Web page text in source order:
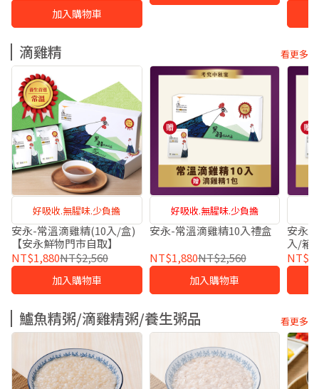
加入購物車
滴雞精 看更多
好吸收.無腥味.少負擔
安永-常溫滴雞精(10入/盒)
【安永鮮物門市自取】
NT$1,880NT$2,560
加入購物車
好吸收.無腥味.少負擔
安永-常溫滴雞精10入禮盒
NT$1,880NT$2,560
加入購物車
安永-
入/箱)
鱸魚精粥/滴雞精粥/養生粥品 看更多